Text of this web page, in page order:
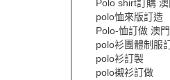
Polo shirt訂購 澳
polo恤來版訂造
Polo-恤訂做 澳門
polo衫團體制服
polo衫訂製
polo襯衫訂做